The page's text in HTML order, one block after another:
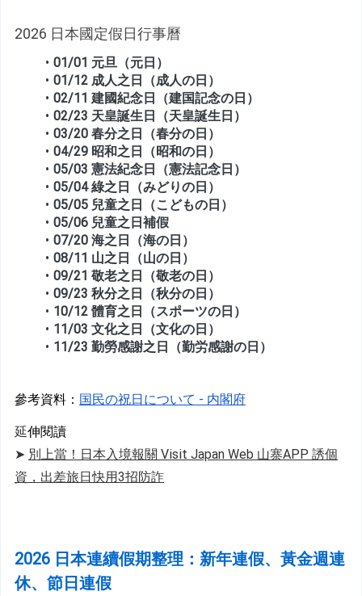
2026 日本國定假日行事曆
01/01 元旦（元日）
01/12 成人之日（成人の日）
02/11 建國紀念日（建国記念の日）
02/23 天皇誕生日（天皇誕生日）
03/20 春分之日（春分の日）
04/29 昭和之日（昭和の日）
05/03 憲法紀念日（憲法記念日）
05/04 綠之日（みどりの日）
05/05 兒童之日（こどもの日）
05/06 兒童之日補假
07/20 海之日（海の日）
08/11 山之日（山の日）
09/21 敬老之日（敬老の日）
09/23 秋分之日（秋分の日）
10/12 體育之日（スポーツの日）
11/03 文化之日（文化の日）
11/23 勤勞感謝之日（勤労感謝の日）
參考資料： 国民の祝日について - 内閣府
延伸閱讀
➤ 別上當！日本入境報關 Visit Japan Web 山寨APP 誘個
資，出差旅日快用3招防詐
2026 日本連續假期整理：新年連假、黃金週連
休、節日連假